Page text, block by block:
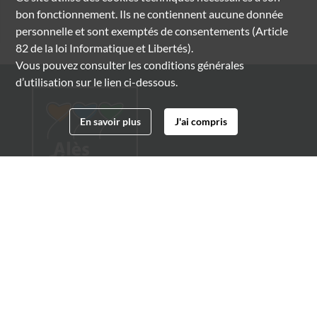
bon fonctionnement. Ils ne contiennent aucune donnée
personnelle et sont exemptés de consentements (Article
82 de la loi Informatique et Libertés).
Vous pouvez consulter les conditions générales
d’utilisation sur le lien ci-dessous.
En savoir plus J'ai compris